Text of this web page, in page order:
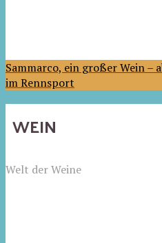
Sammarco, ein großer Wein –
im Rennsport
WEIN
Welt der Weine